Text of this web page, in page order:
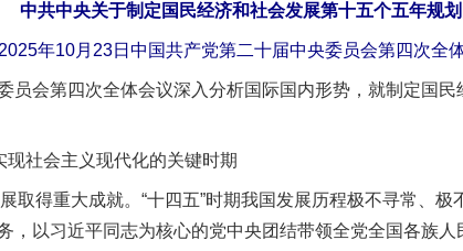
中共中央关于制定国民经济和社会发展第十五个五年规
2025年10月23日中国共产党第二十届中央委员会第四次全
会第四次全体会议深入分析国际国内形势，就制定国民
社会主义现代化的关键时期
得重大成就。“十四五”时期我国发展历程极不寻常、极
，以习近平同志为核心的党中央团结带领全党全国各族